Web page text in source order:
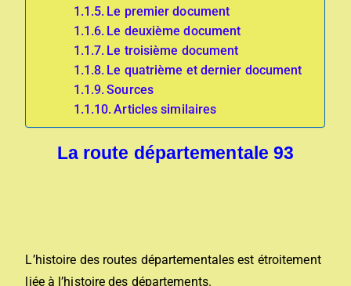
Le premier document
Le deuxième document
Le troisième document
Le quatrième et dernier document
Sources
Articles similaires
La route départementale 93
L’histoire des routes départementales est étroitement
liée à l’histoire des départements.